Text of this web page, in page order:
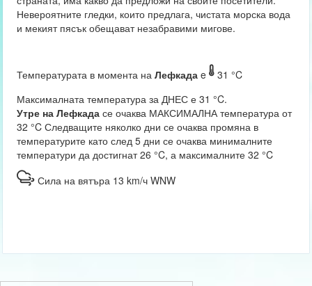
Невероятните гледки, които предлага, чистата морска вода
и мекият пясък обещават незабравими мигове.
Температурата в момента наЛефкада e 31 °C
Максималната температура за ДНЕС е 31 °C.
Утре на Лефкадасе очаква МАКСИМАЛНА температура от
32 °C Следващите няколко дни се очаква промяна в
температурите като след 5 дни се очаква минималните
температури да достигнат 26 °C, а максималните 32 °C
Сила на вятъра 13 km/ч WNW